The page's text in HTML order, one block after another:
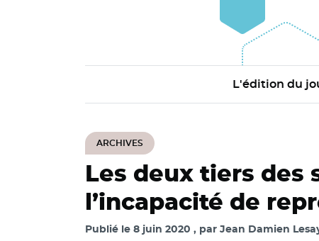
L'édition du
ARCHIVES
Les deux tiers
l’incapacité de
Publié le 8 juin 2020 par Jean Damien